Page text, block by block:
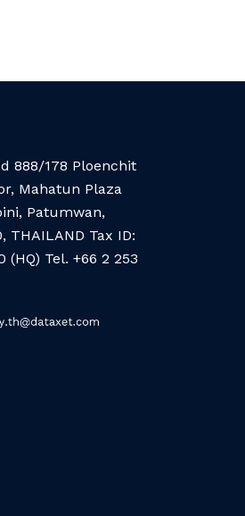
888/178 Ploenchit
Mahatun Plaza
Patumwan,
THAILAND Tax ID:
(HQ) Tel. +66 2 253